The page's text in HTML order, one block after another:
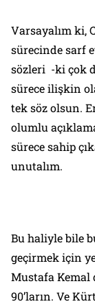
Varsayalım ki,
sürecinde sarf
sözleri -ki çok
sürece ilişkin
tek söz olsun.
olumlu
sürece sahip
unutalım.
Bu haliyle bile
geçirmek için
Mustafa Kemal
90’ların. Ve